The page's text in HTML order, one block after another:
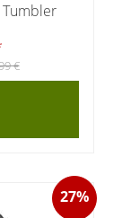
€
27%